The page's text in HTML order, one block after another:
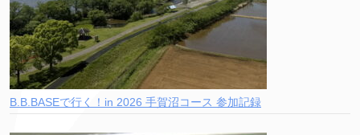
B.B.BASEで行く！in 2026 手賀沼コース 参加記録